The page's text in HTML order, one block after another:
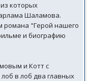
которых
Шаламова.
романа "Герой нашего
и биографию
и Котт с
в лоб два главных